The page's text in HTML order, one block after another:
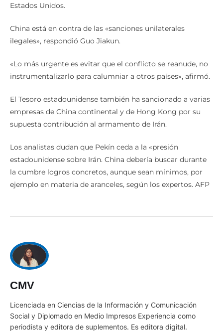
Estados Unidos.
China está en contra de las «sanciones unilaterales
ilegales», respondió Guo Jiakun.
«Lo más urgente es evitar que el conflicto se reanude, no
instrumentalizarlo para calumniar a otros países», afirmó.
El Tesoro estadounidense también ha sancionado a varias
empresas de China continental y de Hong Kong por su
supuesta contribución al armamento de Irán.
Los analistas dudan que Pekín ceda a la «presión
estadounidense sobre Irán. China debería buscar durante
la cumbre logros concretos, aunque sean mínimos, por
ejemplo en materia de aranceles, según los expertos. AFP
CMV
Licenciada en Ciencias de la Información y Comunicación
Social y Diplomado en Medio Impresos Experiencia como
periodista y editora de suplementos. Es editora digital.